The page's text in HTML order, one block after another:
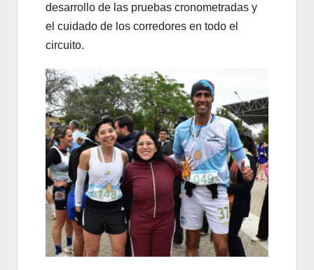
desarrollo de las pruebas cronometradas y
el cuidado de los corredores en todo el
circuito.